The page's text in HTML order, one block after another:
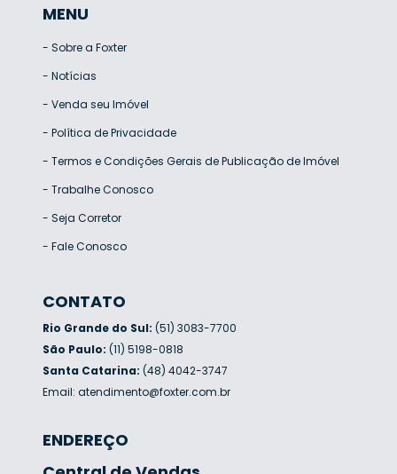
MENU
- Sobre a Foxter
- Notícias
- Venda seu Imóvel
- Política de Privacidade
- Termos e Condições Gerais de Publicação de Imóvel
- Trabalhe Conosco
- Seja Corretor
- Fale Conosco
CONTATO
Rio Grande do Sul: (51) 3083-7700
São Paulo: (11) 5198-0818
Santa Catarina: (48) 4042-3747
Email: atendimento@foxter.com.br
ENDEREÇO